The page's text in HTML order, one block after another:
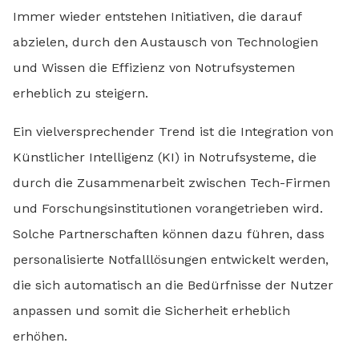
Immer wieder entstehen Initiativen, die darauf
abzielen, durch den Austausch von Technologien
und Wissen die Effizienz von Notrufsystemen
erheblich zu steigern.
Ein vielversprechender Trend ist die Integration von
Künstlicher Intelligenz (KI) in Notrufsysteme, die
durch die Zusammenarbeit zwischen Tech-Firmen
und Forschungsinstitutionen vorangetrieben wird.
Solche Partnerschaften können dazu führen, dass
personalisierte Notfalllösungen entwickelt werden,
die sich automatisch an die Bedürfnisse der Nutzer
anpassen und somit die Sicherheit erheblich
erhöhen.